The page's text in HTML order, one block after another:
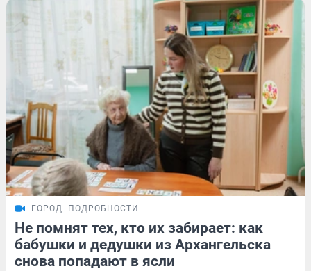
ГОРОД ПОДРОБНОСТИ
Не помнят тех, кто их забирает: как
бабушки и дедушки из Архангельска
снова попадают в ясли